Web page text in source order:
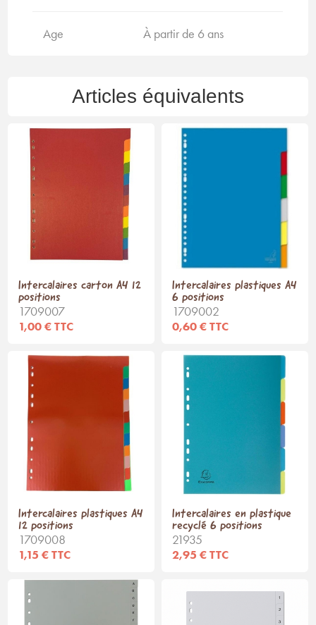
Age À partir de 6 ans
Articles équivalents
Intercalaires carton A4 12
positions
1709007
1,00 € TTC
Intercalaires plastiques A4
6 positions
1709002
0,60 € TTC
Intercalaires plastiques A4
12 positions
1709008
1,15 € TTC
Intercalaires en plastique
recyclé 6 positions
21935
2,95 € TTC